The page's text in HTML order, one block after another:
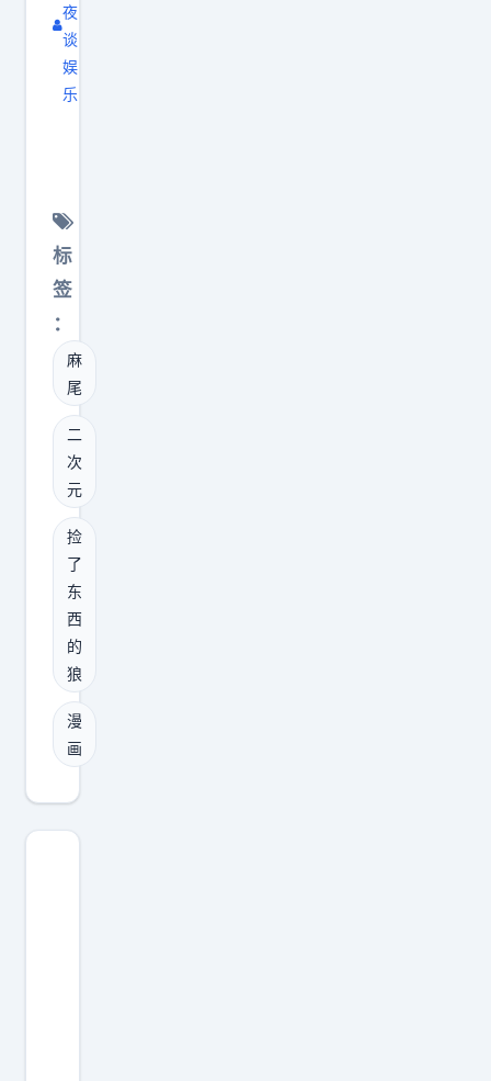
家
手
里
后
因
为
信
号
中
心
的
兜
底
回
收
看
台
，
哪
怕
你
o
n
t
汤
川
的
时
候
汤
川
一
说
自
己
需
要
回
家
照
顾
妈
妈
就
夜
谈
娱
乐
土
豆
的
娇
是
跟
小
弟
学
的
二
次
元
漫
画
捡
了
东
西
的
标
签
：
麻
尾
二
次
元
捡
了
东
西
的
狼
漫
画